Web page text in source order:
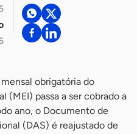
obrigatória do
(MEI) passa a ser cobrado a
ano, o Documento de
(DAS) é reajustado de